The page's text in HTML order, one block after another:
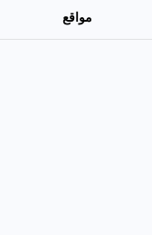
مواقع